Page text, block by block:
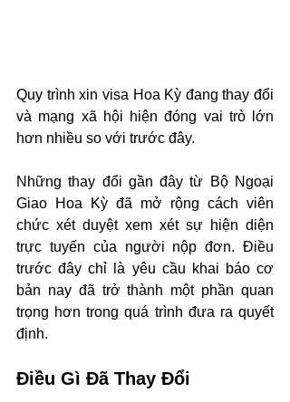
Quy trình xin visa Hoa Kỳ đang thay đổi
và mạng xã hội hiện đóng vai trò lớn
hơn nhiều so với trước đây.
Những thay đổi gần đây từ Bộ Ngoại
Giao Hoa Kỳ đã mở rộng cách viên
chức xét duyệt xem xét sự hiện diện
trực tuyến của người nộp đơn. Điều
trước đây chỉ là yêu cầu khai báo cơ
bản nay đã trở thành một phần quan
trọng hơn trong quá trình đưa ra quyết
định.
Điều Gì Đã Thay Đổi